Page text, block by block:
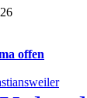
offen